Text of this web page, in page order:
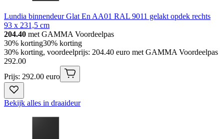
Lundia binnendeur Glat En AA01 RAL 9011 gelakt opdek rechts
93 x 231,5 cm
204.40 met GAMMA Voordeelpas
30% korting30% korting
30% korting, voordeelprijs: 204.40 euro met GAMMA Voordeelpas
292.00
Prijs: 292.00 euro
Bekijk alles in draaideur